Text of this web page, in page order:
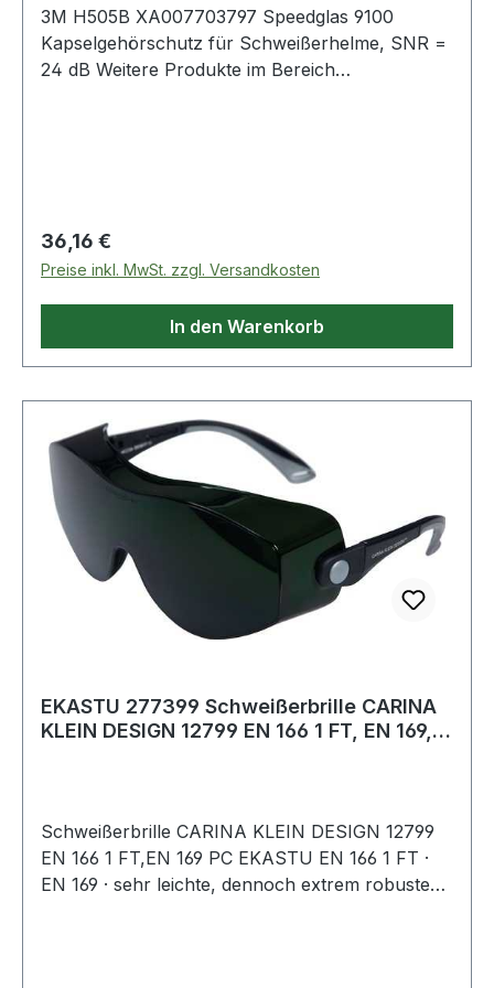
3M H505B XA007703797 Speedglas 9100
Kapselgehörschutz für Schweißerhelme, SNR =
24 dB Weitere Produkte im Bereich
Regulärer Preis:
36,16 €
Preise inkl. MwSt. zzgl. Versandkosten
In den Warenkorb
EKASTU 277399 Schweißerbrille CARINA
KLEIN DESIGN 12799 EN 166 1 FT, EN 169,
Schweißerbrille CARINA KLEIN DESIGN 12799
EN 166 1 FT,EN 169 PC EKASTU EN 166 1 FT ·
EN 169 · sehr leichte, dennoch extrem robuste